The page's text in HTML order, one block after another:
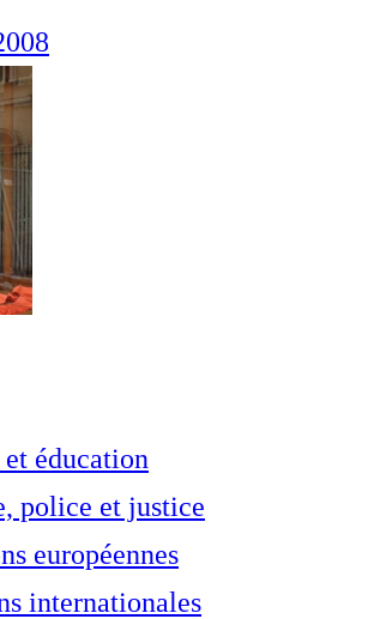
éducation
police et justice
européennes
internationales